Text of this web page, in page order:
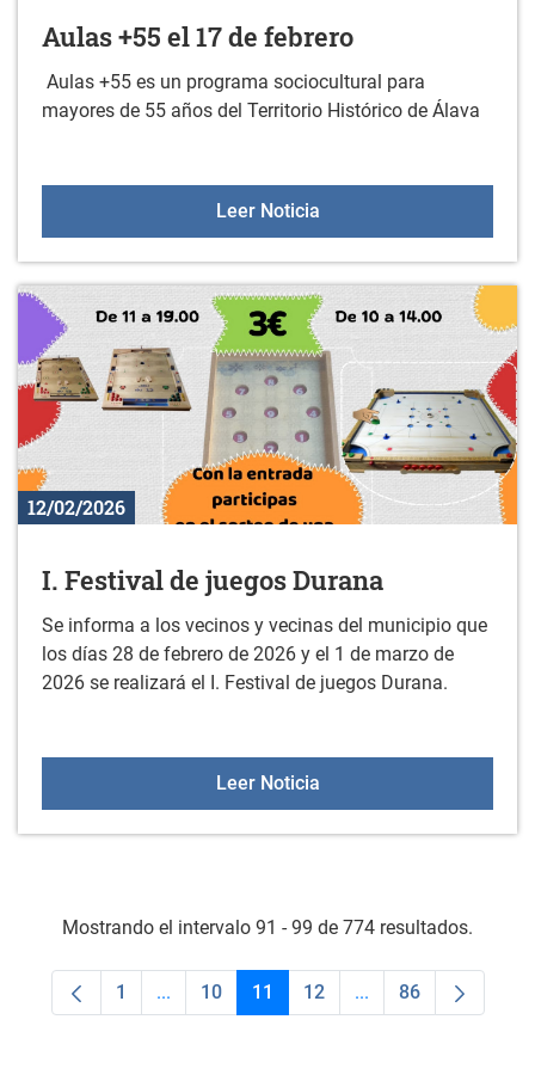
Aulas +55 el 17 de febrero
Aulas +55 es un programa sociocultural para
mayores de 55 años del Territorio Histórico de Álava
Leer NoticiaAulas +55 el 17 de
12/02/2026
I. Festival de juegos Durana
Se informa a los vecinos y vecinas del municipio que
los días 28 de febrero de 2026 y el 1 de marzo de
2026 se realizará el I. Festival de juegos Durana.
Leer NoticiaI. Festival de juegos
Mostrando el intervalo 91 - 99 de 774 resultados.
Página
1 ...Páginas intermedias Use TAB para
Página
10 Página
11 Página
12 ...PáginasPágina
86